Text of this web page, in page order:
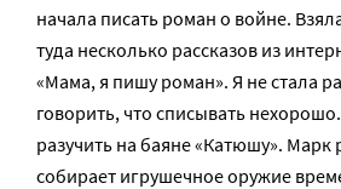
начала писать роман о войне.
туда несколько рассказов из
«Мама, я пишу роман». Я не стала
говорить, что списывать
разучить на баяне «Катюшу». Марк
собирает игрушечное оружие